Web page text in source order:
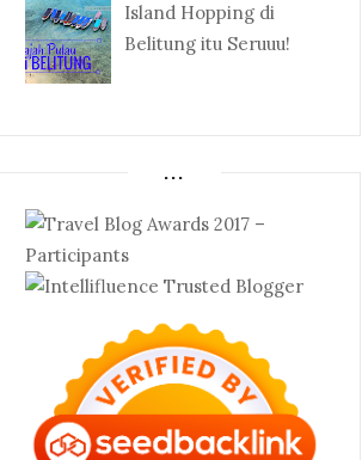
Island Hopping di
Belitung itu Seruuu!
...